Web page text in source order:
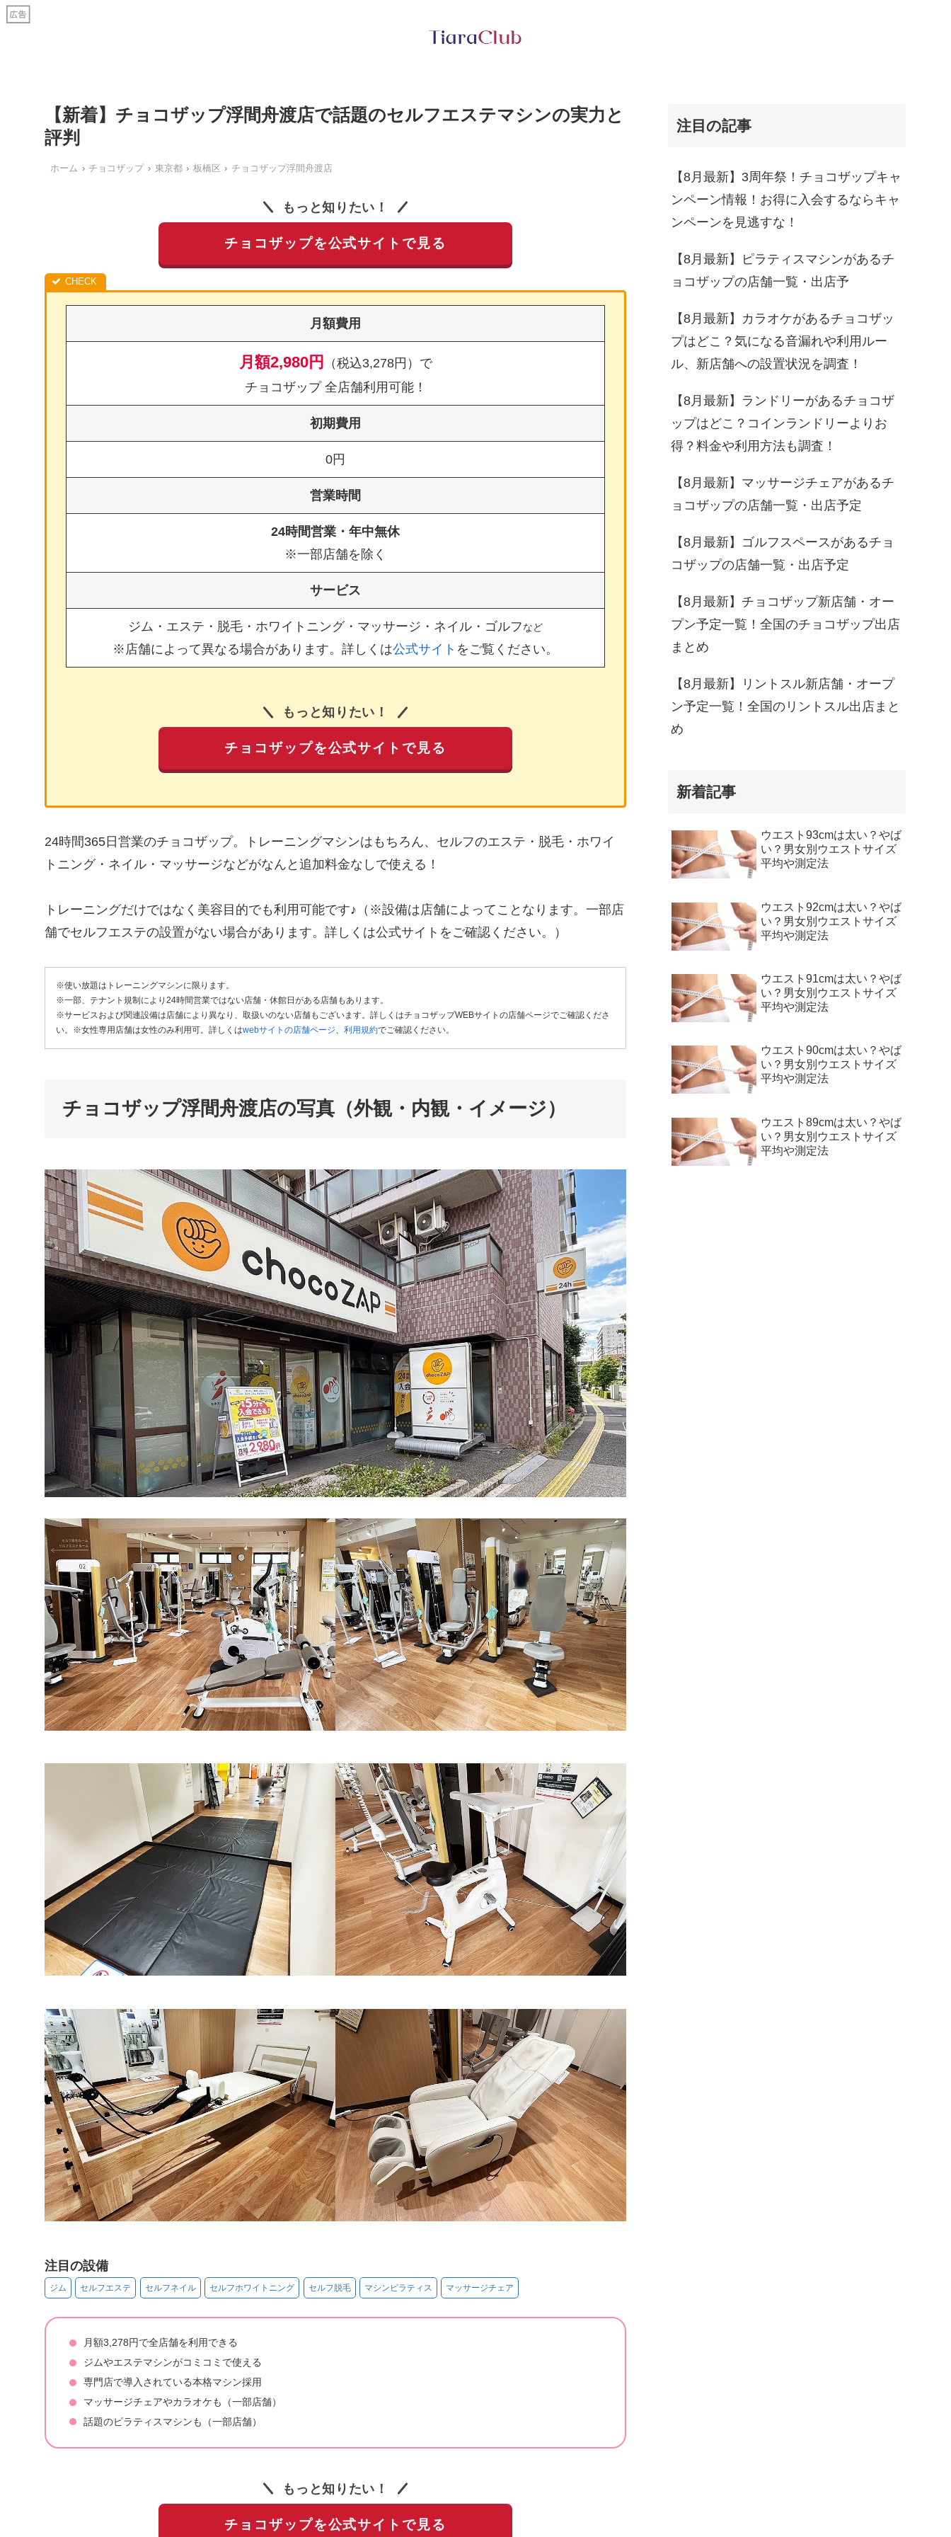
【新着】チョコザップ浮間舟渡店で話題のセルフエステマシンの実力と
評判
ホーム チョコザップ 東京都 板橋区 チョコザップ浮間舟渡店
もっと知りたい！
チョコザップを公式サイトで見る
月額費用
月額2,980円
（税込3,278円）で
チョコザップ 全店舗利用可能！
初期費用
0円
営業時間
24時間営業・年中無休
※一部店舗を除く
サービス
ジム・エステ・脱毛・ホワイトニング・マッサージ・ネイル・ゴルフなど
※店舗によって異なる場合があります。詳しくは公式サイト をご覧ください。
もっと知りたい！
チョコザップを公式サイトで見る
24時間365日営業のチョコザップ。トレーニングマシンはもちろん、セルフのエステ・脱毛・ホワイ
トニング・ネイル・マッサージなどがなんと追加料金なしで使える！
トレーニングだけではなく美容目的でも利用可能です♪（※設備は店舗によってことなります。一部店
舗でセルフエステの設置がない場合があります。詳しくは公式サイトをご確認ください。）
※使い放題はトレーニングマシンに限ります。
※一部、テナント規制により24時間営業ではない店舗・休館日がある店舗もあります。
※サービスおよび関連設備は店舗により異なり、取扱いのない店舗もございます。詳しくはチョコザップWEBサイトの店舗ページでご確認くださ
い。※女性専用店舗は女性のみ利用可。詳しくはwebサイトの店舗ページ 利用規約でご確認ください。
チョコザップ浮間舟渡店の写真（外観・内観・イメージ）
注目の設備
ジム セルフエステ セルフネイル セルフホワイトニング セルフ脱毛 マシンピラティス マッサージチェア
月額3,278円で全店舗を利用できる
ジムやエステマシンがコミコミで使える
専門店で導入されている本格マシン採用
マッサージチェアやカラオケも（一部店舗）
話題のピラティスマシンも（一部店舗）
もっと知りたい！
チョコザップを公式サイトで見る
注目の記事
【8月最新】3周年祭！チョコザップキャ
ンペーン情報！お得に入会するならキャ
ンペーンを見逃すな！
【8月最新】ピラティスマシンがあるチ
ョコザップの店舗一覧・出店予
【8月最新】カラオケがあるチョコザッ
プはどこ？気になる音漏れや利用ルー
ル、新店舗への設置状況を調査！
【8月最新】ランドリーがあるチョコザ
ップはどこ？コインランドリーよりお
得？料金や利用方法も調査！
【8月最新】マッサージチェアがあるチ
ョコザップの店舗一覧・出店予定
【8月最新】ゴルフスペースがあるチョ
コザップの店舗一覧・出店予定
【8月最新】チョコザップ新店舗・オー
プン予定一覧！全国のチョコザップ出店
まとめ
【8月最新】リントスル新店舗・オープ
ン予定一覧！全国のリントスル出店まと
め
新着記事
ウエスト93cmは太い？やば
い？男女別ウエストサイズ
平均や測定法
ウエスト92cmは太い？やば
い？男女別ウエストサイズ
平均や測定法
ウエスト91cmは太い？やば
い？男女別ウエストサイズ
平均や測定法
ウエスト90cmは太い？やば
い？男女別ウエストサイズ
平均や測定法
ウエスト89cmは太い？やば
い？男女別ウエストサイズ
平均や測定法